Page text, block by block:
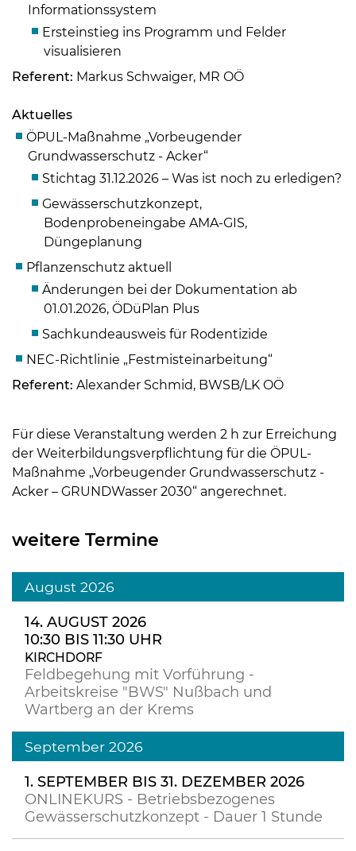
Informationssystem
Ersteinstieg ins Programm und Felder
visualisieren
Referent: Markus Schwaiger, MR OÖ
Aktuelles
ÖPUL-Maßnahme „Vorbeugender
Grundwasserschutz - Acker“
Stichtag 31.12.2026 – Was ist noch zu erledigen?
Gewässerschutzkonzept,
Bodenprobeneingabe AMA-GIS,
Düngeplanung
Pflanzenschutz aktuell
Änderungen bei der Dokumentation ab
01.01.2026, ÖDüPlan Plus
Sachkundeausweis für Rodentizide
NEC-Richtlinie „Festmisteinarbeitung“
Referent: Alexander Schmid, BWSB/LK OÖ
Für diese Veranstaltung werden 2 h zur Erreichung
der Weiterbildungsverpflichtung für die ÖPUL-
Maßnahme „Vorbeugender Grundwasserschutz -
Acker – GRUNDWasser 2030“ angerechnet.
weitere Termine
August 2026
14. AUGUST 2026
10:30 BIS 11:30 UHR
KIRCHDORF
Feldbegehung mit Vorführung -
Arbeitskreise "BWS" Nußbach und
Wartberg an der Krems
September 2026
1. SEPTEMBER BIS 31. DEZEMBER 2026
ONLINEKURS - Betriebsbezogenes
Gewässerschutzkonzept - Dauer 1 Stunde